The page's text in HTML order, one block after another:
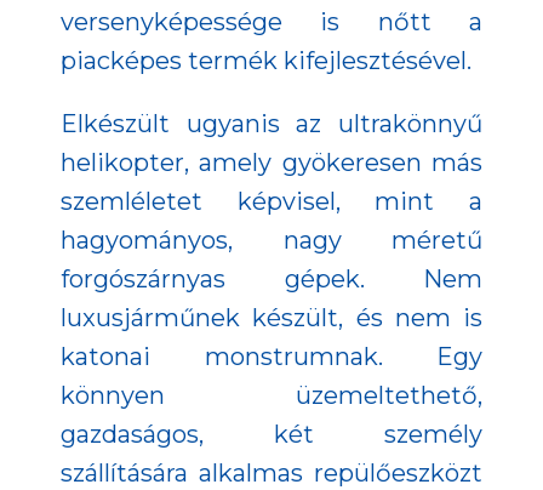
versenyképessége is nőtt a
piacképes termék kifejlesztésével.
Elkészült ugyanis az ultrakönnyű
helikopter, amely gyökeresen más
szemléletet képvisel, mint a
hagyományos, nagy méretű
forgószárnyas gépek. Nem
luxusjárműnek készült, és nem is
katonai monstrumnak. Egy
könnyen üzemeltethető,
gazdaságos, két személy
szállítására alkalmas repülőeszközt